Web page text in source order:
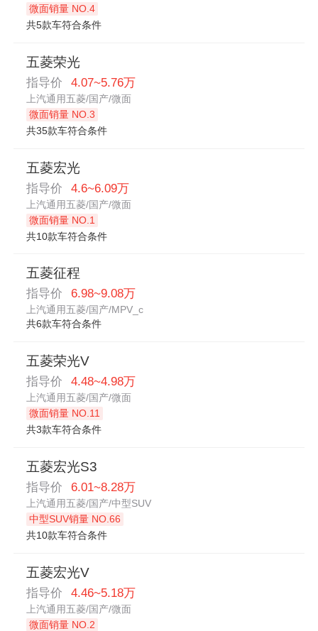
微面销量 NO.4
共5款车符合条件
五菱荣光
指导价 4.07~5.76万
上汽通用五菱/国产/微面
微面销量 NO.3
共35款车符合条件
五菱宏光
指导价 4.6~6.09万
上汽通用五菱/国产/微面
微面销量 NO.1
共10款车符合条件
五菱征程
指导价 6.98~9.08万
上汽通用五菱/国产/MPV_c
共6款车符合条件
五菱荣光V
指导价 4.48~4.98万
上汽通用五菱/国产/微面
微面销量 NO.11
共3款车符合条件
五菱宏光S3
指导价 6.01~8.28万
上汽通用五菱/国产/中型SUV
中型SUV销量 NO.66
共10款车符合条件
五菱宏光V
指导价 4.46~5.18万
上汽通用五菱/国产/微面
微面销量 NO.2